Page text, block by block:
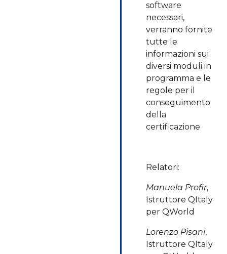
software
necessari,
verranno fornite
tutte le
informazioni sui
diversi moduli in
programma e le
regole per il
conseguimento
della
certificazione
Relatori:
Manuela Profir,
Istruttore QItaly
per QWorld
Lorenzo Pisani,
Istruttore QItaly